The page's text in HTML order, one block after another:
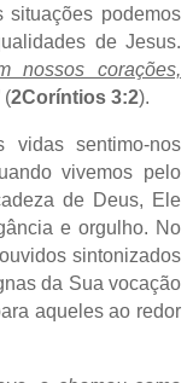
situações podemos
de Jesus.
nossos corações,
(2Coríntios 3:2).
vidas sentimo-nos
vivemos pelo
de Deus, Ele
e orgulho. No
sintonizados
da Sua vocação
aqueles ao redor